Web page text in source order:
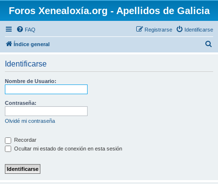
Foros Xenealoxía.org - Apellidos de Galicia
FAQ Identificarse
Registrarse
Índice general
Identificarse
Nombre de Usuario:
Contraseña:
Olvidé mi contraseña
Recordar
Ocultar mi estado de conexión en esta sesión